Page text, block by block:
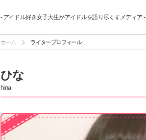
- アイドル好き女子大生がアイドルを語り尽くすメディア -
ホーム ライタープロフィール
ひな
hina